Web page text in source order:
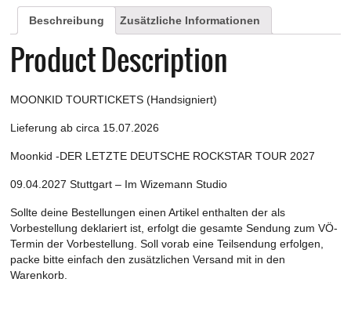
TOUR
2027
Stuttgart
-
Wizemann
am
09.04.2027
Beschreibung Zusätzliche Informationen
Product Description
MOONKID TOURTICKETS (Handsigniert)
Lieferung ab circa 15.07.2026
Moonkid -DER LETZTE DEUTSCHE ROCKSTAR TOUR 2027
09.04.2027 Stuttgart – Im Wizemann Studio
Sollte deine Bestellungen einen Artikel enthalten der als
Vorbestellung deklariert ist, erfolgt die gesamte Sendung zum VÖ-
Termin der Vorbestellung. Soll vorab eine Teilsendung erfolgen,
packe bitte einfach den zusätzlichen Versand mit in den
Warenkorb.